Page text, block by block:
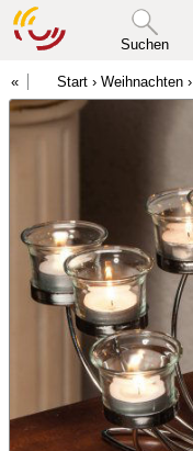
Suchen
Start › Weihnachten ›